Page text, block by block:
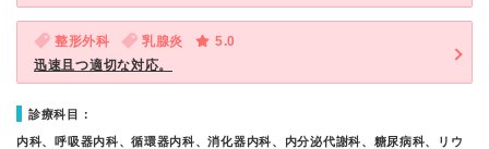
整形外科 乳腺炎
5.0
迅速且つ適切な対応。
診療科目：
内科、呼吸器内科、循環器内科、消化器内科、内分泌代謝科、糖尿病科、リウ